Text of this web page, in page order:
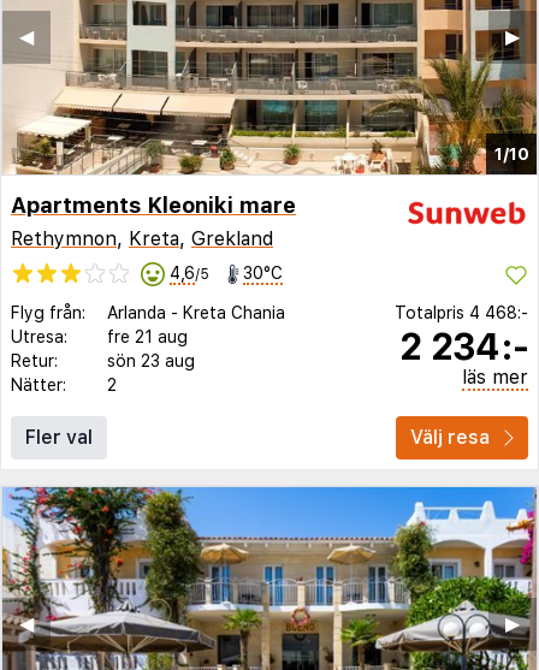
1/10
▶︎
◀︎
Apartments Kleoniki mare
Rethymnon, Kreta, Grekland
4,6/5 30°C
Flyg från: Arlanda - Kreta Chania
Utresa:
fre 21 aug
Retur:
sön 23 aug
Nätter:
2
Totalpris 4 468:-
2 234:-
läs mer
Fler val Välj resa
▶︎
◀︎